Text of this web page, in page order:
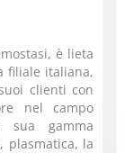
è lieta
filiale italiana,
clienti con
nel campo
sua gamma
plasmatica, la